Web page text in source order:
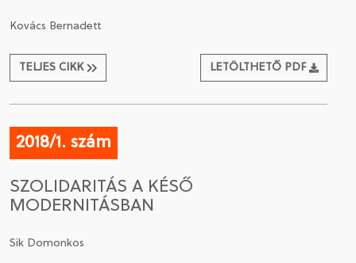
Kovács Bernadett
TELJES CIKK LETÖLTHETŐ PDF
2018/1. szám
SZOLIDARITÁS A KÉSŐ
MODERNITÁSBAN
Sik Domonkos